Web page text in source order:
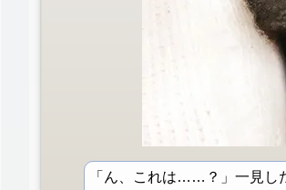
「ん、これは……？」一見し